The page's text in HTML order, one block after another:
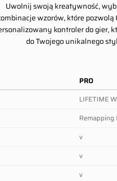
Uwolnij swoją kreatywność,
wzorów, które
kontroler do gier,
do Twojego unikalnego
PRO
LIFETIME
Remapping
v
v
v